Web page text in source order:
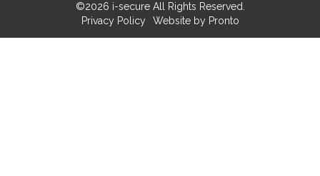
©2026 i-secure All Rights Reserved.
Privacy Policy
Website by Pronto